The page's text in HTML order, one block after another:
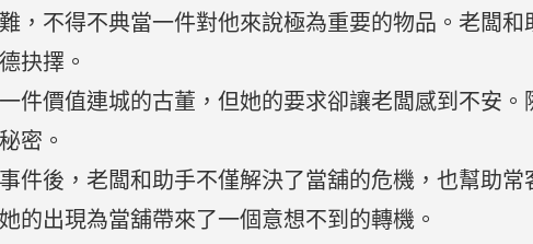
，不得不典當一件對他來說極為重要的物品。老闆
抉擇。
件價值連城的古董，但她的要求卻讓老闆感到不安
密。
件後，老闆和助手不僅解決了當舖的危機，也幫助
的出現為當舖帶來了一個意想不到的轉機。